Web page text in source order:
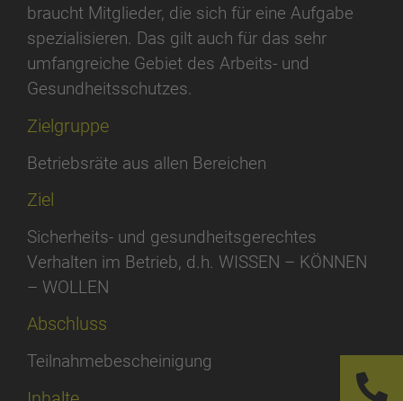
braucht Mitglieder, die sich für eine Aufgabe
spezialisieren. Das gilt auch für das sehr
umfangreiche Gebiet des Arbeits- und
Gesundheitsschutzes.
Zielgruppe
Betriebsräte aus allen Bereichen
Ziel
Sicherheits- und gesundheitsgerechtes
Verhalten im Betrieb, d.h. WISSEN – KÖNNEN
– WOLLEN
Abschluss
Teilnahmebescheinigung